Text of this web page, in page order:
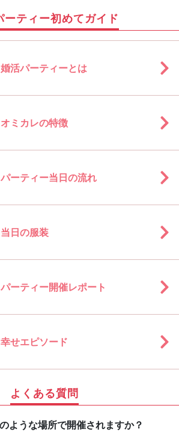
ーティー初めてガイド
婚活パーティーとは
オミカレの特徴
パーティー当日の流れ
当日の服装
パーティー開催レポート
幸せエピソード
よくある質問
ような場所で開催されますか？